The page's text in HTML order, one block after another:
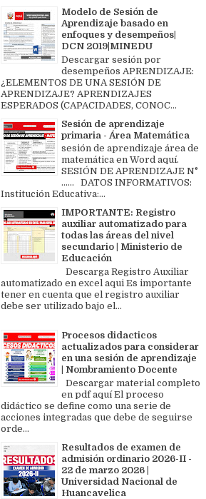
Modelo de Sesión de
Aprendizaje basado en
enfoques y desempeños|
DCN 2019|MINEDU
Descargar sesión por
desempeños APRENDIZAJE:
¿ELEMENTOS DE UNA SESIÓN DE
APRENDIZAJE? APRENDIZAJES
ESPERADOS (CAPACIDADES, CONOC...
Sesión de aprendizaje
primaria - Área Matemática
sesión de aprendizaje área de
matemática en Word aquí.
SESIÓN DE APRENDIZAJE N°
...... DATOS INFORMATIVOS:
Institución Educativa:...
IMPORTANTE: Registro
auxiliar automatizado para
todas las áreas del nivel
secundario | Ministerio de
Educación
Descarga Registro Auxiliar
automatizado en excel aqui Es importante
tener en cuenta que el registro auxiliar
debe ser utilizado bajo el...
Procesos didacticos
actualizados para considerar
en una sesión de aprendizaje
| Nombramiento Docente
Descargar material completo
en pdf aquí El proceso
didáctico se define como una serie de
acciones integradas que debe de seguirse
orde...
Resultados de examen de
admisión ordinario 2026-II -
22 de marzo 2026 |
Universidad Nacional de
Huancavelica